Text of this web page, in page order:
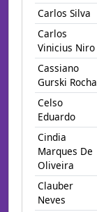
Carlos Silva
Carlos
Vinicius Niro
Cassiano
Gurski Rocha
Celso
Eduardo
Cindia
Marques De
Oliveira
Clauber
Neves